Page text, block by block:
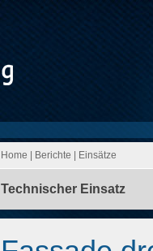
Home Berichte Einsätze
Technischer Einsatz